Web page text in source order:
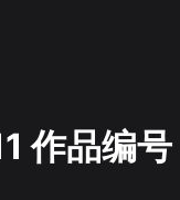
作品编